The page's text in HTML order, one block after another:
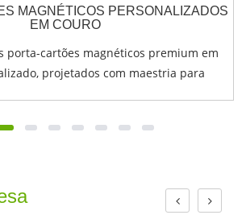
MAGNÉTICOS PERSONALIZADOS
EM COURO
porta-cartões magnéticos premium em
projetados com maestria para
usando leite genuíno de alta qualidade